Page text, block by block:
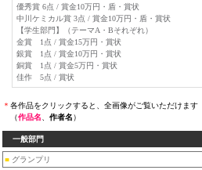
優秀賞 6点 / 賞金10万円・盾・賞状
中川ケミカル賞 3点 / 賞金10万円・盾・賞状
【学生部門】（テーマA・Bそれぞれ）
金賞 1点 / 賞金15万円・賞状
銀賞 1点 / 賞金10万円・賞状
銅賞 1点 / 賞金5万円・賞状
佳作 5点 / 賞状
＊ 各作品をクリックすると、全画像がご覧いただけます
（作品名 作者名）
一般部門
■ グランプリ